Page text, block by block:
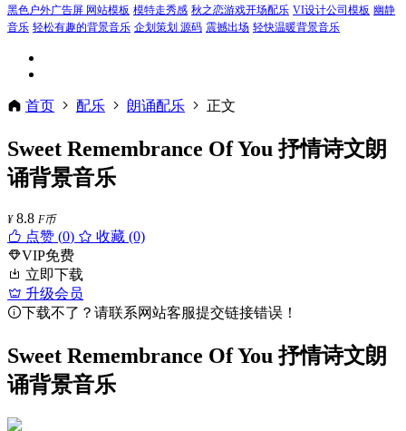
黑色户外广告屏 网站模板 模特走秀感 秋之恋游戏开场配乐 VI设计公司模板 幽静
音乐 轻松有趣的背景音乐 企划策划 源码 震撼出场 轻快温暖背景音乐
首页 配乐 朗诵配乐 正文
Sweet Remembrance Of You 抒情诗文朗
诵背景音乐
¥ 8.8 F币
点赞 (0)
收藏 (0)
VIP免费
立即下载
升级会员
下载不了？请联系网站客服提交链接错误！
Sweet Remembrance Of You 抒情诗文朗
诵背景音乐